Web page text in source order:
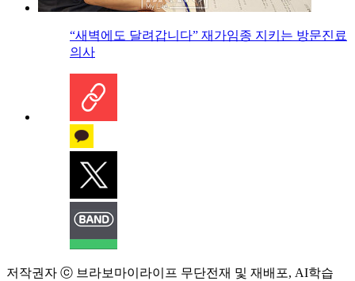
“새벽에도 달려갑니다” 재가임종 지키는 방문진료
의사
저작권자 ⓒ 브라보마이라이프 무단전재 및 재배포, AI학습